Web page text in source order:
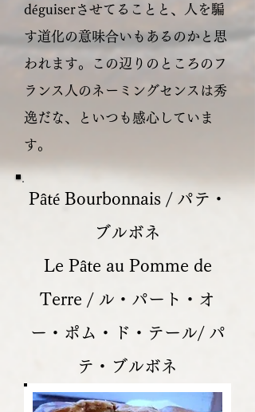
déguiserさせてることと、人を騙
す道化の意味合いもあるのかと思
われます。この辺りのところのフ
ランス人のネーミングセンスは秀
逸だな、といつも感心していま
す。
Pâté Bourbonnais / パテ・
ブルボネ
Le Pâte au Pomme de
Terre / ル・パート・オ
ー・ポム・ド・テール/ パ
テ・ブルボネ